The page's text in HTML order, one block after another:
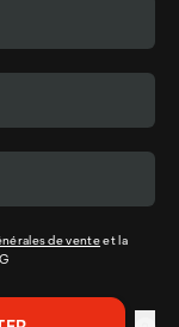
de venteet la